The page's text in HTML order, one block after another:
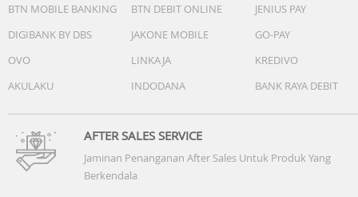
BTN MOBILE BANKING
BTN DEBIT ONLINE
JENIUS PAY
DIGIBANK BY DBS
JAKONE MOBILE
GO-PAY
OVO
LINKAJA
KREDIVO
AKULAKU
INDODANA BANK RAYA DEBIT
AFTER SALES SERVICE
Jaminan Penanganan After Sales Untuk Produk Yang
Berkendala